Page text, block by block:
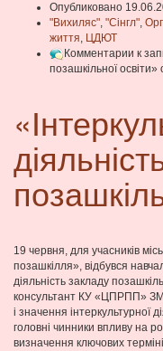
Опубликовано
"Вихиляс", "Сінгл",
життя, ЦДЮТ
Комментарии к
позашкільної освіти»
19 червня, для учасників
позашкілля», відбувся
діяльність закладу
консультант КУ «ЦПРПП»
і значення інтеркультурної
головні чинники впливу на
визначення ключових